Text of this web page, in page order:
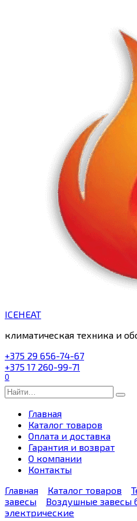
ICEHEAT
климатическая техника и
+375 29 656-74-67
+375 17 260-99-71
0
Search
for:
Главная
Каталог товаров
Оплата и доставка
Гарантия и возврат
О компании
Контакты
Главная
Каталог товаров
завесы
Воздушные завесы
электрические